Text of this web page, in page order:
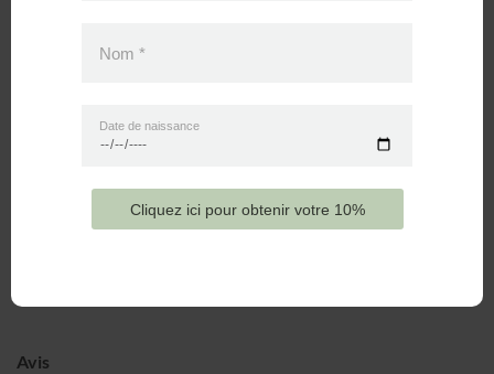
élastique à la cheville, les pantoufles Bébé Ô Chaud vous
velcro permet de les porter à n’importe quel moment de la
ci deviennent antidérapantes à partir de la taille 6-9 mois afin
de suivre le développement moteur de votre bambin. Un
Avis
Nom *
Date de naissance
Cliquez ici pour obtenir votre 10%